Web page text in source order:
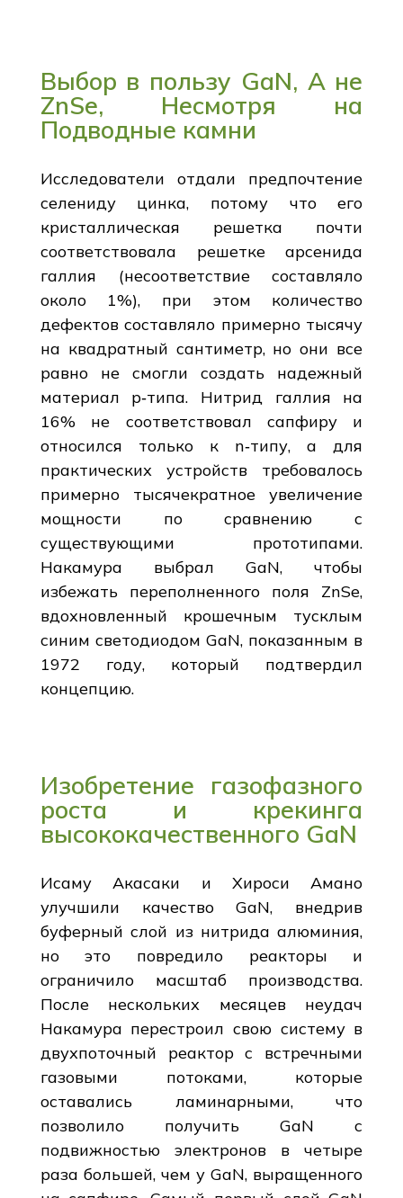
Выбор в пользу GaN, А не
ZnSe, Несмотря на
Подводные камни
Исследователи отдали предпочтение
селениду цинка, потому что его
кристаллическая решетка почти
соответствовала решетке арсенида
галлия (несоответствие составляло
около 1%), при этом количество
дефектов составляло примерно тысячу
на квадратный сантиметр, но они все
равно не смогли создать надежный
материал p‑типа. Нитрид галлия на
16% не соответствовал сапфиру и
относился только к n‑типу, а для
практических устройств требовалось
примерно тысячекратное увеличение
мощности по сравнению с
существующими прототипами.
Накамура выбрал GaN, чтобы
избежать переполненного поля ZnSe,
вдохновленный крошечным тусклым
синим светодиодом GaN, показанным в
1972 году, который подтвердил
концепцию.
Изобретение газофазного
роста и крекинга
высококачественного GaN
Исаму Акасаки и Хироси Амано
улучшили качество GaN, внедрив
буферный слой из нитрида алюминия,
но это повредило реакторы и
ограничило масштаб производства.
После нескольких месяцев неудач
Накамура перестроил свою систему в
двухпоточный реактор с встречными
газовыми потоками, которые
оставались ламинарными, что
позволило получить GaN с
подвижностью электронов в четыре
раза большей, чем у GaN, выращенного